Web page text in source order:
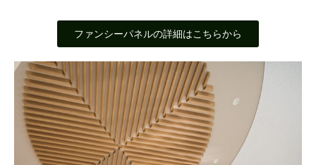
ファンシーパネルの詳細はこちらから